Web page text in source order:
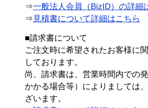
⇒一般法人会員（BizID）の詳細
⇒ 見積書について詳細はこちら
■請求書について
ご注文時に希望されたお客様に
しております。
尚、請求書は、営業時間内での
かかる場合等）によりましては
ざいます。